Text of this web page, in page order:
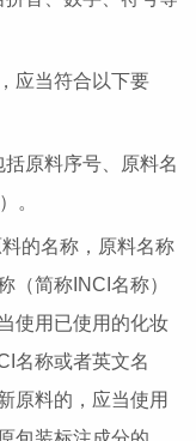
应当符合以下要
括原料序号、原料名
。
的名称，原料名称
（简称INCI名称）
使用已使用的化妆
名称或者英文名
原料的，应当使用